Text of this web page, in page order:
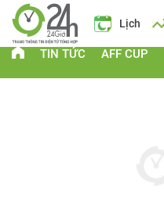
Lịch Tin mới
TIN TỨC AFF CUP